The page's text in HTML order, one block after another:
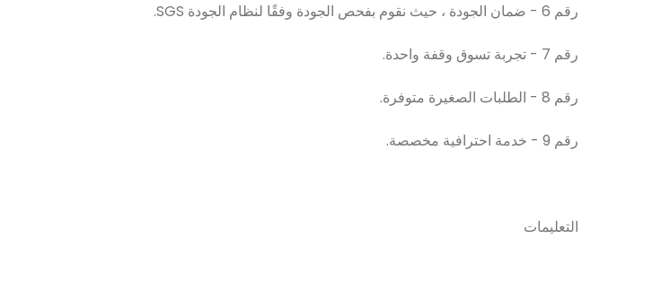
رقم 6 - ضمان الجودة ، حيث نقوم بفحص الجودة وفقًا لنظام الجودة SGS.
رقم 7 - تجربة تسوق وقفة واحدة.
رقم 8 - الطلبات الصغيرة متوفرة.
رقم 9 - خدمة احترافية مخصصة.
التعليمات